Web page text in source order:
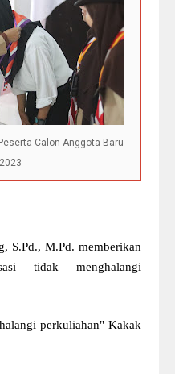
Calon Anggota Baru
S.Pd., M.Pd. memberikan
tidak menghalangi
perkuliahan" Kakak